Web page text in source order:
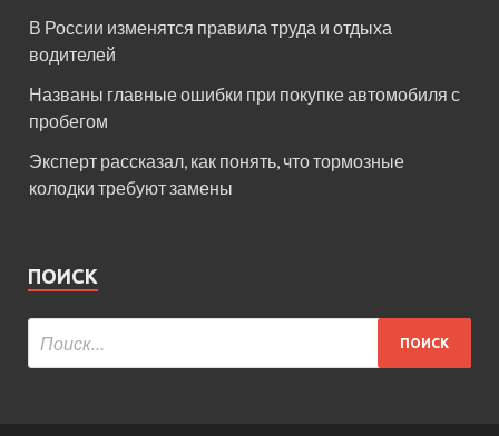
В России изменятся правила труда и отдыха
водителей
Названы главные ошибки при покупке автомобиля с
пробегом
Эксперт рассказал, как понять, что тормозные
колодки требуют замены
ПОИСК